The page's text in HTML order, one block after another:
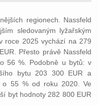
regionech. Nassfeld
sledovaným lyžařským
roce 2025 vychází na 279
Přesto právě Nassfeld
56 %. Podobně u bytů: v
bytu 203 300 EUR a
o 55 % od roku 2020. Ve
byt hodnoty 282 800 EUR